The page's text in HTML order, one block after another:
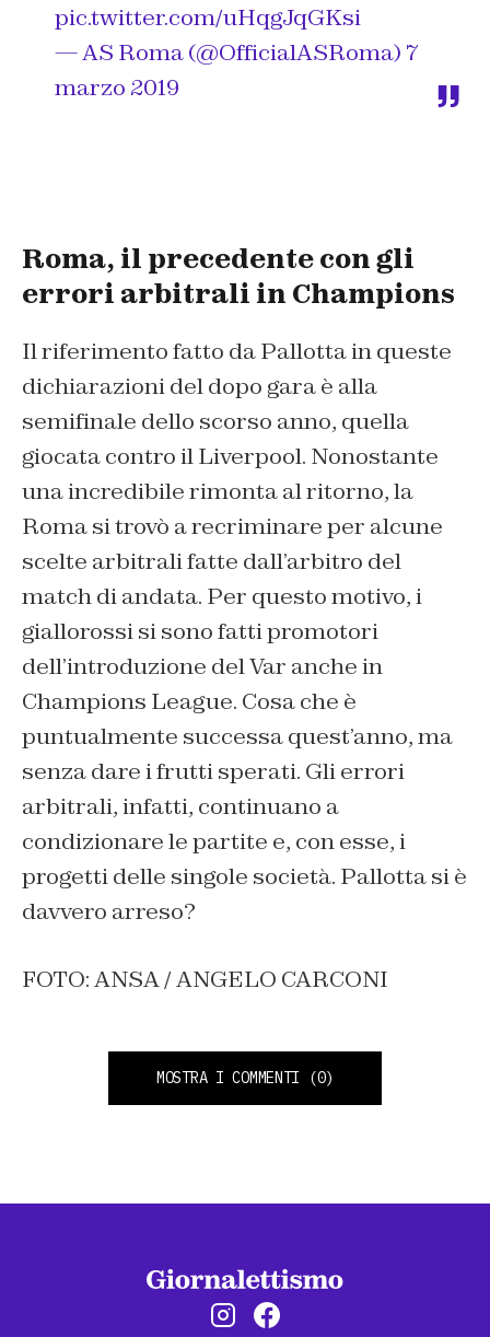
pic.twitter.com/uHqgJqGKsi
— AS Roma (@OfficialASRoma) 7
marzo 2019
Roma, il precedente con gli
errori arbitrali in Champions
Il riferimento fatto da Pallotta in queste
dichiarazioni del dopo gara è alla
semifinale dello scorso anno, quella
giocata contro il Liverpool. Nonostante
una incredibile rimonta al ritorno, la
Roma si trovò a recriminare per alcune
scelte arbitrali fatte dall’arbitro del
match di andata. Per questo motivo, i
giallorossi si sono fatti promotori
dell’introduzione del Var anche in
Champions League. Cosa che è
puntualmente successa quest’anno, ma
senza dare i frutti sperati. Gli errori
arbitrali, infatti, continuano a
condizionare le partite e, con esse, i
progetti delle singole società. Pallotta si è
davvero arreso?
FOTO: ANSA / ANGELO CARCONI
MOSTRA I COMMENTI (0)